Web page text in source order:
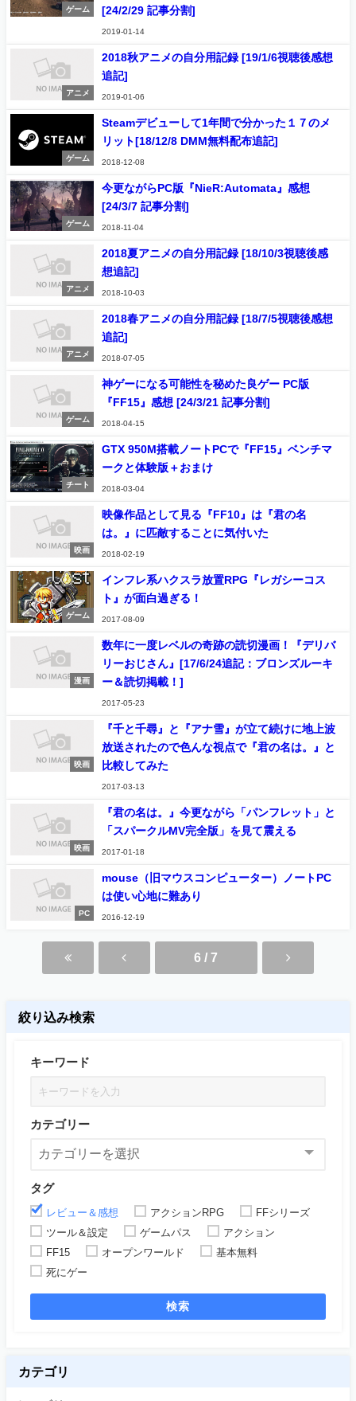
ゲーム
[24/2/29 記事分割]
2019-01-14
アニメ
2018秋アニメの自分用記録 [19/1/6視聴後感想
追記]
2019-01-06
ゲーム
Steamデビューして1年間で分かった１７のメ
リット[18/12/8 DMM無料配布追記]
2018-12-08
ゲーム
今更ながらPC版『NieR:Automata』感想
[24/3/7 記事分割]
2018-11-04
アニメ
2018夏アニメの自分用記録 [18/10/3視聴後感
想追記]
2018-10-03
アニメ
2018春アニメの自分用記録 [18/7/5視聴後感想
追記]
2018-07-05
ゲーム
神ゲーになる可能性を秘めた良ゲー PC版
『FF15』感想 [24/3/21 記事分割]
2018-04-15
チート
GTX 950M搭載ノートPCで『FF15』ベンチマ
ークと体験版＋おまけ
2018-03-04
映画
映像作品として見る『FF10』は『君の名
は。』に匹敵することに気付いた
2018-02-19
ゲーム
インフレ系ハクスラ放置RPG『レガシーコス
ト』が面白過ぎる！
2017-08-09
漫画
数年に一度レベルの奇跡の読切漫画！『デリバ
リーおじさん』[17/6/24追記：ブロンズルーキ
ー＆読切掲載！]
2017-05-23
映画
『千と千尋』と『アナ雪』が立て続けに地上波
放送されたので色んな視点で『君の名は。』と
比較してみた
2017-03-13
映画
『君の名は。』今更ながら「パンフレット」と
「スパークルMV完全版」を見て震える
2017-01-18
PC
mouse（旧マウスコンピューター）ノートPC
は使い心地に難あり
2016-12-19
6 / 7
絞り込み検索
キーワード
カテゴリー
タグ
レビュー＆感想 アクションRPG
FFシリーズ
ツール＆設定
ゲームパス
アクション
FF15
オープンワールド
基本無料
死にゲー
検索
カテゴリ